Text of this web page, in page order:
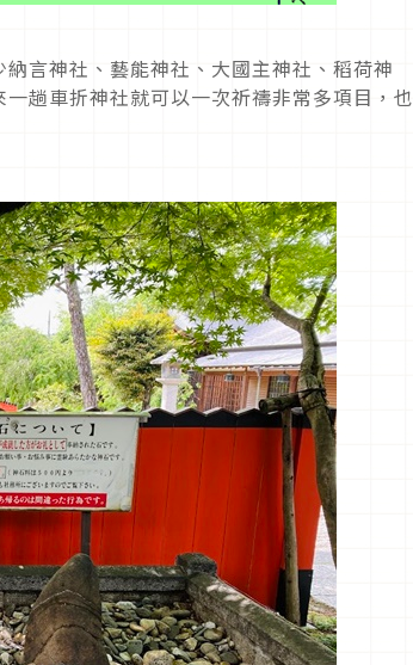
言神社、藝能神社、大國主神社、稻荷神
趟車折神社就可以一次祈禱非常多項目，也